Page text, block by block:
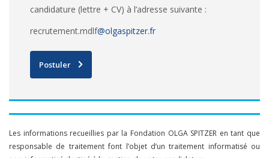
candidature (lettre + CV) à l’adresse suivante :
recrutement.mdlf@olgaspitzer.fr
Postuler
Les informations recueillies par la Fondation OLGA SPITZER en tant que
responsable de traitement font l’objet d’un traitement informatisé ou